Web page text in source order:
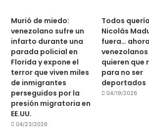
Murió de miedo:
venezolano sufre un
infarto durante una
parada policial en
Florida y expone el
terror que viven miles
de inmigrantes
perseguidos por la
presión migratoria en
EE.UU.
04/23/2026
Todos
Nicolás
fuera…
venezolanos
quieren que
para no ser
deportados
04/19/2026